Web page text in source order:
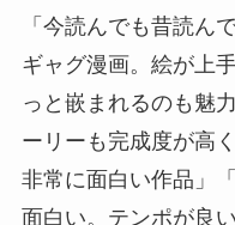
「今読んでも昔読ん
ギャグ漫画。絵が上
っと嵌まれるのも魅
ーリーも完成度が高
非常に面白い作品」
面白い。テンポが良